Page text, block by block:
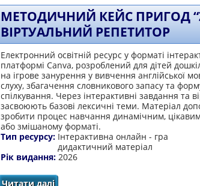
МЕТОДИЧНИЙ КЕЙС ПРИГОД
ВІРТУАЛЬНИЙ РЕПЕТИТОР
Електронний освітній ресурс у форматі
платформі Canva, розроблений для дітей
на ігрове занурення у вивчення англійської
слуху, збагачення словникового запасу та
спілкування. Через інтерактивні завдання та
засвоюють базові лексичні теми. Матеріал
зробити процес навчання динамічним,
або змішаному форматі.
Тип ресурсу: Інтерактивна онлайн - гра
дидактичний матеріал
Рік видання: 2026
Читати даліпро Методичний кейс пригод